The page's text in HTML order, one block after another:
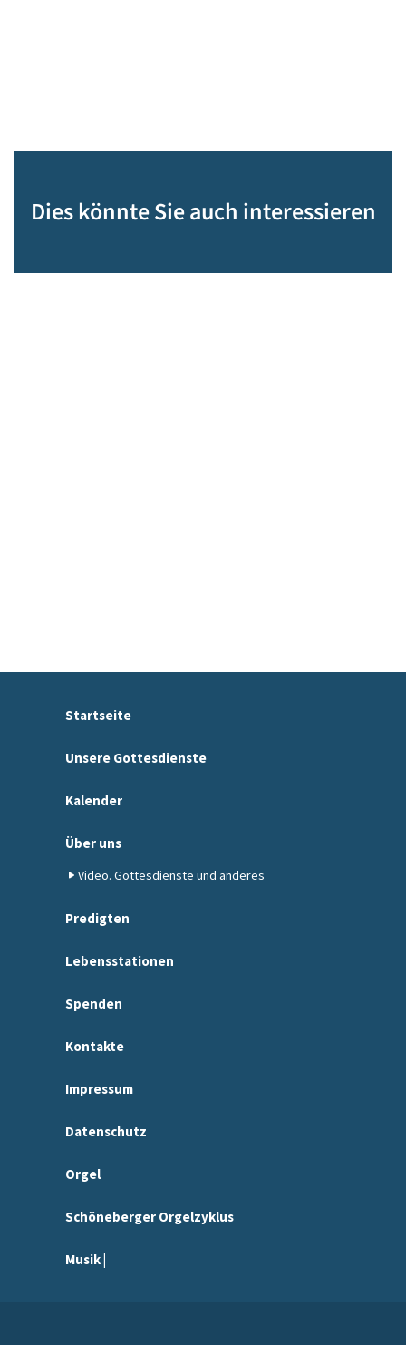
Dies könnte Sie auch interessieren
Startseite
Unsere Gottesdienste
Kalender
Über uns
Video. Gottesdienste und anderes
Predigten
Lebensstationen
Spenden
Kontakte
Impressum
Datenschutz
Orgel
Schöneberger Orgelzyklus
Musik |